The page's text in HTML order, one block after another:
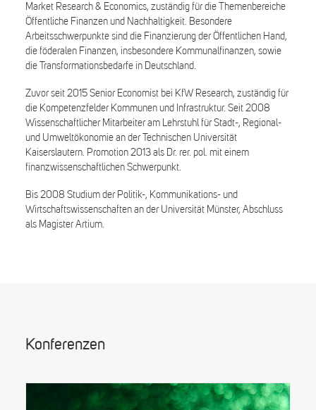
Market Research & Economics, zuständig für die Themenbereiche
Öffentliche Finanzen und Nachhaltigkeit. Besondere
Arbeitsschwerpunkte sind die Finanzierung der Öffentlichen Hand,
die föderalen Finanzen, insbesondere Kommunalfinanzen, sowie
die Transformationsbedarfe in Deutschland.
Zuvor seit 2015 Senior Economist bei KfW Research, zuständig für
die Kompetenzfelder Kommunen und Infrastruktur. Seit 2008
Wissenschaftlicher Mitarbeiter am Lehrstuhl für Stadt-, Regional-
und Umweltökonomie an der Technischen Universität
Kaiserslautern. Promotion 2013 als Dr. rer. pol. mit einem
finanzwissenschaftlichen Schwerpunkt.
Bis 2008 Studium der Politik-, Kommunikations- und
Wirtschaftswissenschaften an der Universität Münster, Abschluss
als Magister Artium.
Konferenzen